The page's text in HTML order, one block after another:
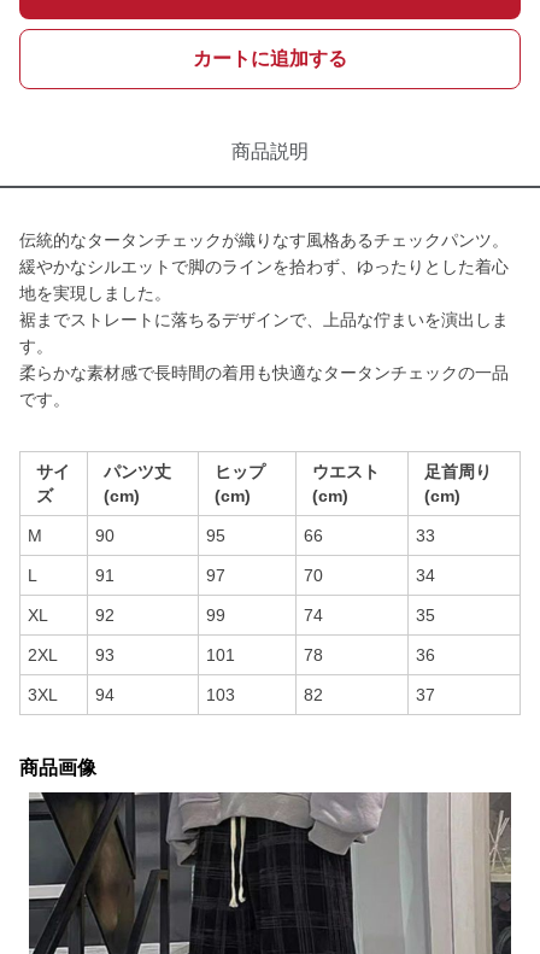
カートに追加する
商品説明
伝統的なタータンチェックが織りなす風格あるチェックパンツ。
緩やかなシルエットで脚のラインを拾わず、ゆったりとした着心
地を実現しました。
裾までストレートに落ちるデザインで、上品な佇まいを演出しま
す。
柔らかな素材感で長時間の着用も快適なタータンチェックの一品
です。
サイ
ズ
パンツ丈
(cm)
ヒップ
(cm)
ウエスト
(cm)
足首周り
(cm)
M 90 95 66 33
L 91 97 70 34
XL 92 99 74 35
2XL 93 101 78 36
3XL 94 103 82 37
商品画像